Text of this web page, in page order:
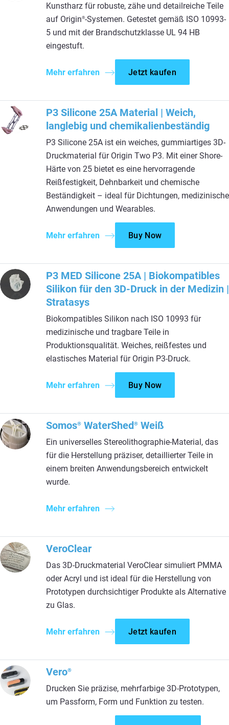
Kunstharz für robuste, zähe und detailreiche Teile
auf Origin®-Systemen. Getestet gemäß ISO 10993-
5 und mit der Brandschutzklasse UL 94 HB
eingestuft.
Mehr erfahren Jetzt kaufen
P3 Silicone 25A Material | Weich,
langlebig und chemikalienbeständig
P3 Silicone 25A ist ein weiches, gummiartiges 3D-
Druckmaterial für Origin Two P3. Mit einer Shore-
Härte von 25 bietet es eine hervorragende
Reißfestigkeit, Dehnbarkeit und chemische
Beständigkeit – ideal für Dichtungen, medizinische
Anwendungen und Wearables.
Mehr erfahren Buy Now
P3 MED Silicone 25A | Biokompatibles
Silikon für den 3D-Druck in der Medizin |
Stratasys
Biokompatibles Silikon nach ISO 10993 für
medizinische und tragbare Teile in
Produktionsqualität. Weiches, reißfestes und
elastisches Material für Origin P3-Druck.
Mehr erfahren Buy Now
Somos® WaterShed® Weiß
Ein universelles Stereolithographie-Material, das
für die Herstellung präziser, detaillierter Teile in
einem breiten Anwendungsbereich entwickelt
wurde.
Mehr erfahren
VeroClear
Das 3D-Druckmaterial VeroClear simuliert PMMA
oder Acryl und ist ideal für die Herstellung von
Prototypen durchsichtiger Produkte als Alternative
zu Glas.
Mehr erfahren Jetzt kaufen
Vero®
Drucken Sie präzise, mehrfarbige 3D-Prototypen,
um Passform, Form und Funktion zu testen.